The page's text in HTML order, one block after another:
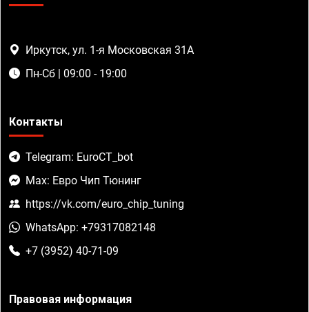
Иркутск, ул. 1-я Московская 31А
Пн-Сб | 09:00 - 19:00
Контакты
Telegram: EuroCT_bot
Max: Евро Чип Тюнинг
https://vk.com/euro_chip_tuning
WhatsApp: +79317082148
+7 (3952) 40-71-09
Правовая информация